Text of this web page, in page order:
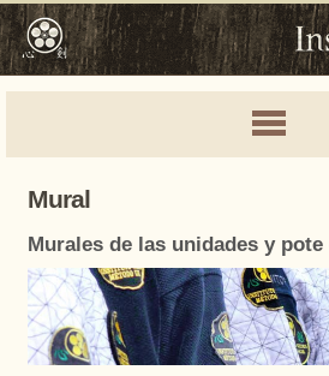
Mural
Murales de las unidades y pote